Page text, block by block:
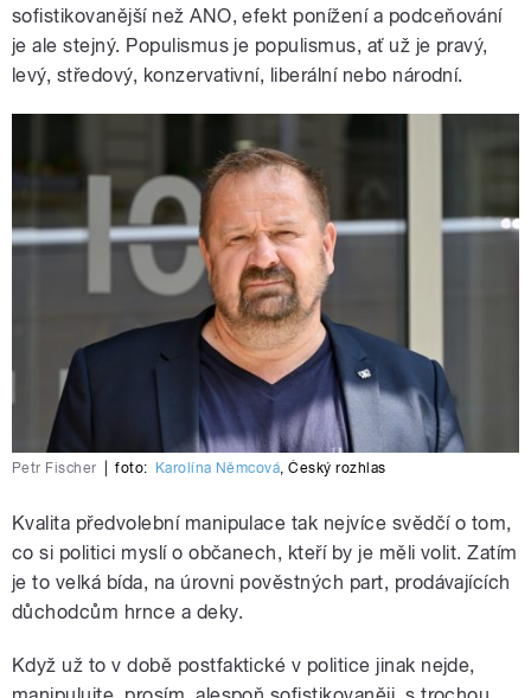
sofistikovanější než ANO, efekt ponížení a podceňování
je ale stejný. Populismus je populismus, ať už je pravý,
levý, středový, konzervativní, liberální nebo národní.
Petr Fischer foto: Karolína Němcová ,Český rozhlas
Kvalita předvolební manipulace tak nejvíce svědčí o tom,
co si politici myslí o občanech, kteří by je měli volit. Zatím
je to velká bída, na úrovni pověstných part, prodávajících
důchodcům hrnce a deky.
Když už to v době postfaktické v politice jinak nejde,